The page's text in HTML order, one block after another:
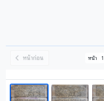
หน้าก่อน หน้า 1